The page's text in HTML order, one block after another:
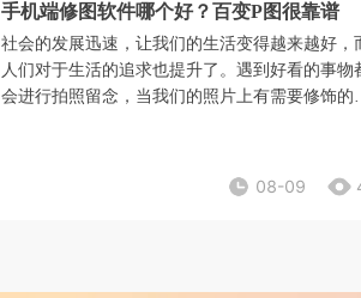
手机端修图软件哪个好？百变P图很靠谱
社会的发展迅速，让我们的生活变得越来越好，
人们对于生活的追求也提升了。遇到好看的事物
会进行拍照留念，当我们的照片上有需要修饰的
08-09